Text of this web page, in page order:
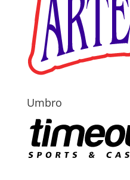
Umbro